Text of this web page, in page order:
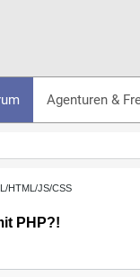
Agenturen &
HTML/JS/CSS
PHP?!